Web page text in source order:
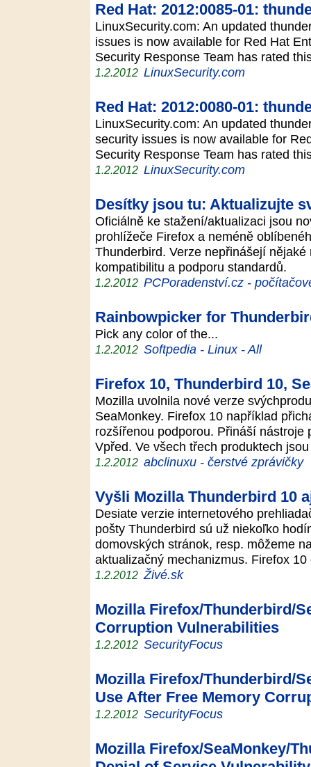
Red Hat: 2012:0085-01:
LinuxSecurity.com: An updated
issues is now available for Red Hat
Security Response Team has rated
1.2.2012 LinuxSecurity.com
Red Hat: 2012:0080-01:
LinuxSecurity.com: An updated
security issues is now available for
Security Response Team has rated
1.2.2012 LinuxSecurity.com
Desítky jsou tu: Aktualizujte
Oficiálně ke stažení/aktualizaci jsou
prohlížeče Firefox a neméně
Thunderbird. Verze nepřinášejí
kompatibilitu a podporu standardů.
1.2.2012 PCPoradenství.cz -
Rainbowpicker for
Pick any color of the...
1.2.2012 Softpedia - Linux - All
Firefox 10, Thunderbird 10,
Mozilla uvolnila nové verze
SeaMonkey. Firefox 10 například
rozšířenou podporou. Přináší
Vpřed. Ve všech třech produktech
1.2.2012 abclinuxu - čerstvé zprávičky
Vyšli Mozilla Thunderbird 10
Desiate verzie internetového
pošty Thunderbird sú už niekoľko
domovských stránok, resp. môžeme
aktualizačný mechanizmus. Firefox
1.2.2012 Živé.sk
Mozilla Firefox/Thunderbird/
Corruption Vulnerabilities
1.2.2012 SecurityFocus
Mozilla Firefox/Thunderbird/
Use After Free Memory
1.2.2012 SecurityFocus
Mozilla Firefox/SeaMonkey/